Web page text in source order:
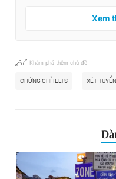
Xem
Khám phá thêm chủ đề
CHỨNG CHỈ IELTS XÉT